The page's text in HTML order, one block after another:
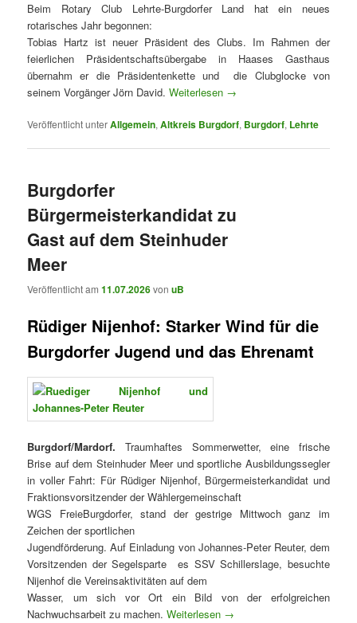
Beim Rotary Club Lehrte-Burgdorfer Land hat ein neues
rotarisches Jahr begonnen:
Tobias Hartz ist neuer Präsident des Clubs. Im Rahmen der
feierlichen Präsidentschaftsübergabe in Haases Gasthaus
übernahm er die Präsidentenkette und die Clubglocke von
seinem Vorgänger Jörn David.Weiterlesen →
Veröffentlicht unterAllgemein,Altkreis Burgdorf, Burgdorf, Lehrte
Burgdorfer
Bürgermeisterkandidat zu
Gast auf dem Steinhuder
Meer
Veröffentlicht am11.07.2026vonuB
Rüdiger Nijenhof: Starker Wind für die
Burgdorfer Jugend und das Ehrenamt
Burgdorf/Mardorf. Traumhaftes Sommerwetter, eine frische
Brise auf dem Steinhuder Meer und sportliche Ausbildungssegler
in voller Fahrt: Für Rüdiger Nijenhof, Bürgermeisterkandidat und
Fraktionsvorsitzender der Wählergemeinschaft
WGS FreieBurgdorfer, stand der gestrige Mittwoch ganz im
Zeichen der sportlichen
Jugendförderung. Auf Einladung von Johannes-Peter Reuter, dem
Vorsitzenden der Segelsparte es SSV Schillerslage, besuchte
Nijenhof die Vereinsaktivitäten auf dem
Wasser, um sich vor Ort ein Bild von der erfolgreichen
Nachwuchsarbeit zu machen.Weiterlesen →